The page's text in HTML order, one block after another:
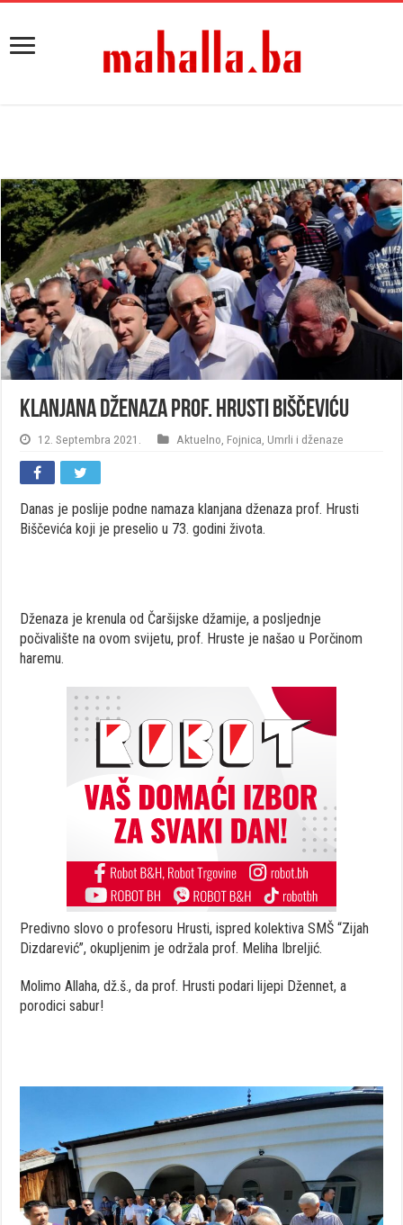
Klanjana dženaza prof. Hrusti Biščeviću
12. Septembra 2021. Aktuelno Fojnica Umrli i dženaze
Danas je poslije podne namaza klanjana dženaza prof. Hrusti
Biščevića koji je preselio u 73. godini života.
Dženaza je krenula od Čaršijske džamije, a posljednje
počivalište na ovom svijetu, prof. Hruste je našao u Porčinom
haremu.
Predivno slovo o profesoru Hrusti, ispred kolektiva SMŠ “Zijah
Dizdarević”, okupljenim je održala prof. Meliha Ibreljić.
Molimo Allaha, dž.š., da prof. Hrusti podari lijepi Džennet, a
porodici sabur!